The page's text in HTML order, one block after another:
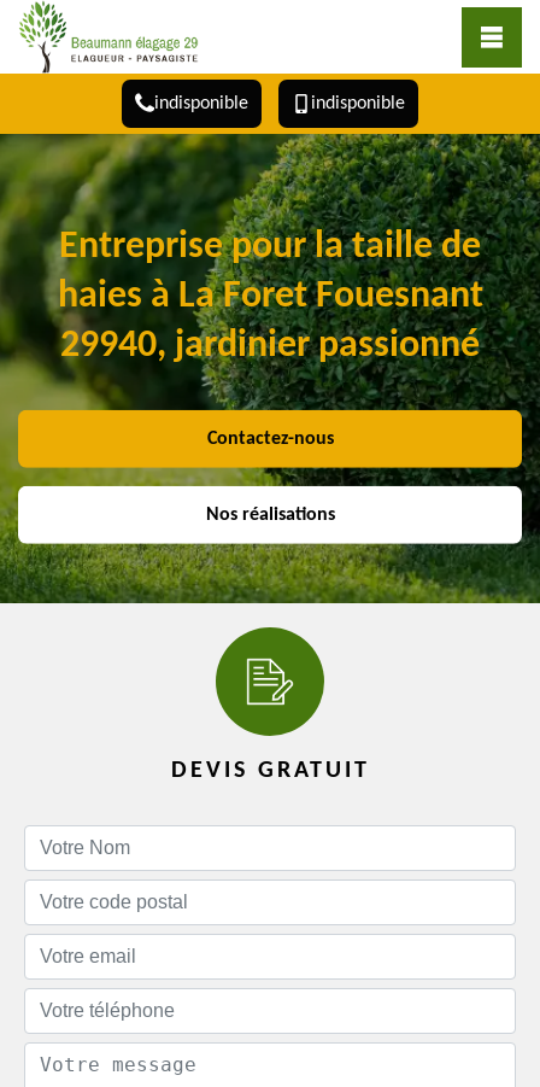
indisponible indisponible
Entreprise pour la taille de
haies à La Foret Fouesnant
29940, jardinier passionné
Contactez-nous
Nos réalisations
DEVIS GRATUIT